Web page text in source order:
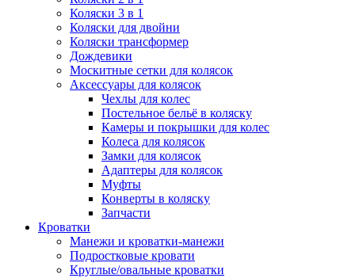
Коляски 3 в 1
Коляски для двойни
Коляски трансформер
Дождевики
Москитные сетки для колясок
Аксессуары для колясок
Чехлы для колес
Постельное бельё в коляску
Камеры и покрышки для колес
Колеса для колясок
Замки для колясок
Адаптеры для колясок
Муфты
Конверты в коляску
Запчасти
Кроватки
Манежи и кроватки-манежи
Подростковые кровати
Круглые/овальные кроватки